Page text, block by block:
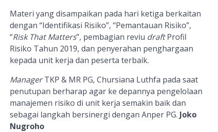
Materi yang disampaikan pada hari ketiga berkaitan
dengan “Identifikasi Risiko”, “Pemantauan Risiko”,
“Risk That Matters”, pembagian reviu draftProfil
Risiko Tahun 2019, dan penyerahan penghargaan
kepada unit kerja dan peserta terbaik.
ManagerTKP & MR PG, Chursiana Luthfa pada saat
penutupan berharap agar ke depannya pengelolaan
manajemen risiko di unit kerja semakin baik dan
sebagai langkah bersinergi dengan Anper PG. Joko
Nugroho